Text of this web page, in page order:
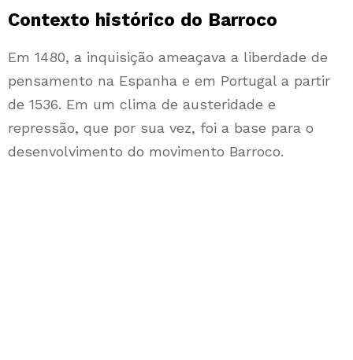
Contexto histórico do Barroco
Em 1480, a inquisição ameaçava a liberdade de
pensamento na Espanha e em Portugal a partir
de 1536. Em um clima de austeridade e
repressão, que por sua vez, foi a base para o
desenvolvimento do movimento Barroco.